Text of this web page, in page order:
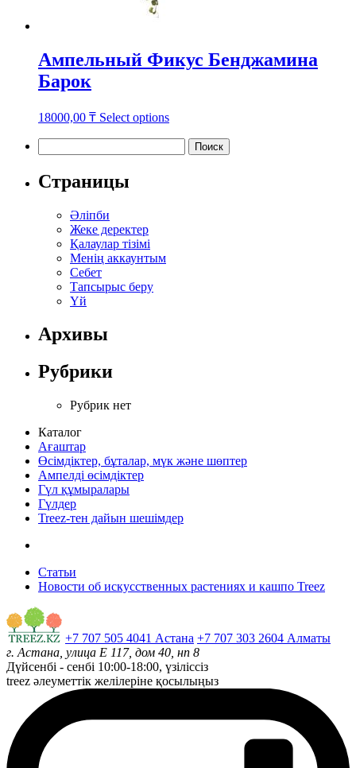
Ампельный Фикус Бенджамина
Барок
18000,00 ₸ Select options
has
multiple
Страницы
Әліпби
Жеке деректер
Қалаулар тізімі
Менің аккаунтым
Себет
Тапсырыс беру
Үй
Архивы
Рубрики
Рубрик нет
Каталог
Ағаштар
Өсімдіктер, бұталар, мүк және шөптер
Ампелді өсімдіктер
Гүл құмыралары
Гүлдер
Treez-тен дайын шешімдер
Статьи
Новости об искусственных растениях и кашпо Treez
+7 707 505 4041 Астана +7 707 303 2604 Алматы
г. Астана, улица Е 117, дом 40, нп 8
Дүйсенбі - сенбі 10:00-18:00, үзіліссіз
treez әлеуметтік желілеріне қосылыңыз